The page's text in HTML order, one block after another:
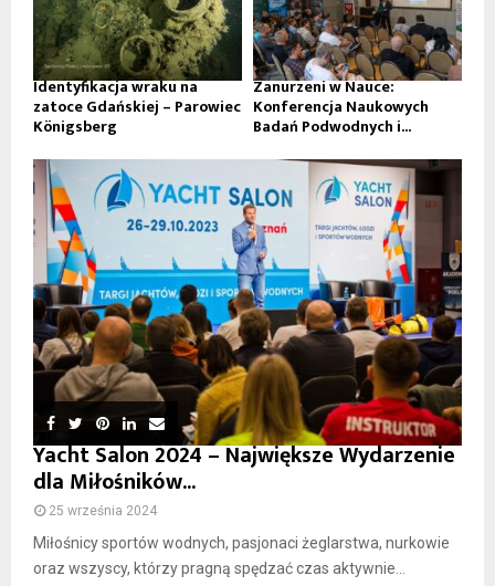
Identyfikacja wraku na
zatoce Gdańskiej – Parowiec
Königsberg
Zanurzeni w Nauce:
Konferencja Naukowych
Badań Podwodnych i...
Yacht Salon 2024 – Największe Wydarzenie
dla Miłośników...
25 września 2024
Miłośnicy sportów wodnych, pasjonaci żeglarstwa, nurkowie
oraz wszyscy, którzy pragną spędzać czas aktywnie...